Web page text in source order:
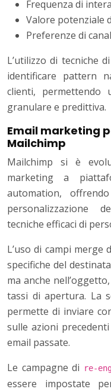
Frequenza di
Valore potenziale
Preferenze di
L’utilizzo di tecniche
identificare pattern
clienti, permettendo
granulare e predittiva.
Email marketing
Mailchimp
Mailchimp si è
marketing a
automation,
personalizzazione
tecniche efficaci di
L’uso di campi
specifiche del
ma anche
tassi di apertura. La
permette di inviare
sulle azioni
email passate.
Le campagne di
re-
essere impostate